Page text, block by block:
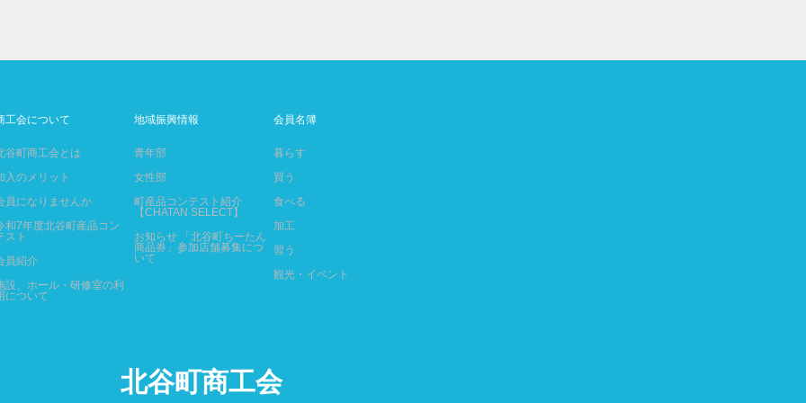
工会について
谷町商工会とは
入のメリット
員になりませんか
和7年度北谷町産品コン
スト
員紹介
設、ホール・研修室の利
について
地域振興情報
青年部
女性部
町産品コンテスト紹介
【CHATAN SELECT】
お知らせ 「北谷町ちーたん
商品券」参加店舗募集につ
いて
会員名簿
暮らす
買う
食べる
加工
習う
観光・イベント
北谷町商工会